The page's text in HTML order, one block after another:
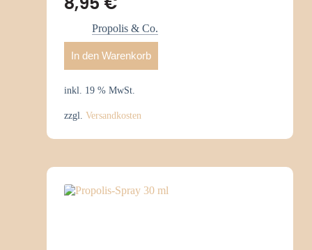
Propolis & Co.
In den Warenkorb
inkl. 19 % MwSt.
zzgl. Versandkosten